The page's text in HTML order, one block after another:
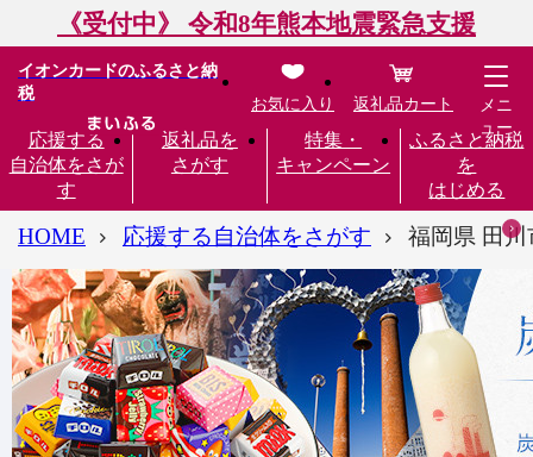
《受付中》 令和8年熊本地震緊急支援
イオンカードのふるさと納
税
応援する
自治体をさが
す
返礼品を
さがす
特集・
キャンペーン
ふるさと納税
を
はじめる
お気に入り 返礼品カート
メニ
ュー
HOME 応援する自治体をさがす 福岡県 田川